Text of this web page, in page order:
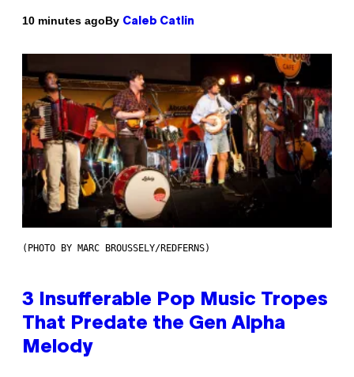
10 minutes agoBy Caleb Catlin
(PHOTO BY MARC BROUSSELY/REDFERNS)
3 Insufferable Pop Music Tropes
That Predate the Gen Alpha
Melody